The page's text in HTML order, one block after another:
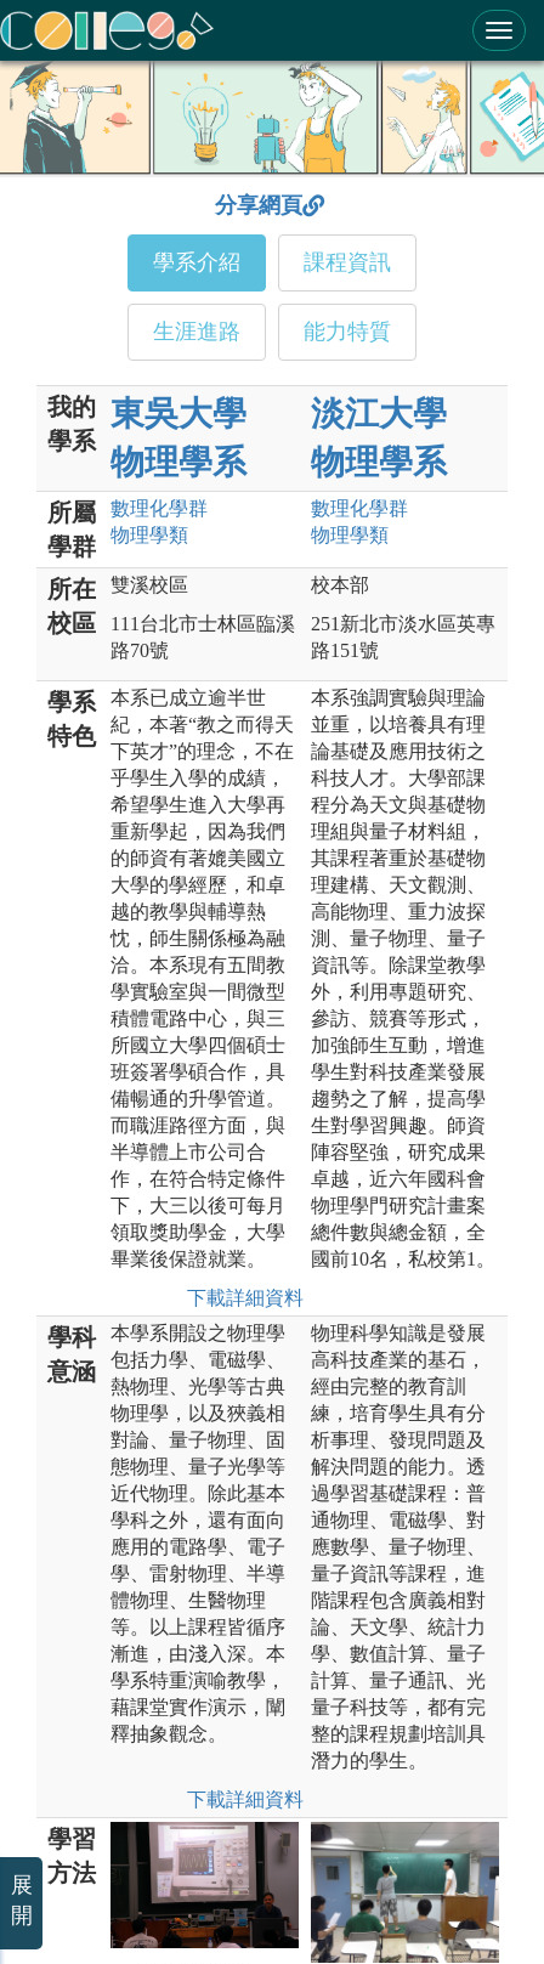
ColleGo! 大學選才與高中育才輔助系統
分享網頁
學系介紹 課程資訊
生涯進路 能力特質
我的
學系
東吳大學
物理學系
淡江大學
物理學系
所屬
學群
數理化學群
物理學類
數理化學群
物理學類
所在
校區
雙溪校區
111台北市士林區臨溪
路70號
校本部
251新北市淡水區英專
路151號
學系
特色
本系已成立逾半世
紀，本著“教之而得天
下英才”的理念，不在
乎學生入學的成績，
希望學生進入大學再
重新學起，因為我們
的師資有著媲美國立
大學的學經歷，和卓
越的教學與輔導熱
忱，師生關係極為融
洽。本系現有五間教
學實驗室與一間微型
積體電路中心，與三
所國立大學四個碩士
班簽署學碩合作，具
備暢通的升學管道。
而職涯路徑方面，與
半導體上市公司合
作，在符合特定條件
下，大三以後可每月
領取獎助學金，大學
畢業後保證就業。
下載詳細資料
本系強調實驗與理論
並重，以培養具有理
論基礎及應用技術之
科技人才。大學部課
程分為天文與基礎物
理組與量子材料組，
其課程著重於基礎物
理建構、天文觀測、
高能物理、重力波探
測、量子物理、量子
資訊等。除課堂教學
外，利用專題研究、
參訪、競賽等形式，
加強師生互動，增進
學生對科技產業發展
趨勢之了解，提高學
生對學習興趣。師資
陣容堅強，研究成果
卓越，近六年國科會
物理學門研究計畫案
總件數與總金額，全
國前10名，私校第1。
學科
意涵
本學系開設之物理學
包括力學、電磁學、
熱物理、光學等古典
物理學，以及狹義相
對論、量子物理、固
態物理、量子光學等
近代物理。除此基本
學科之外，還有面向
應用的電路學、電子
學、雷射物理、半導
體物理、生醫物理
等。以上課程皆循序
漸進，由淺入深。本
學系特重演喻教學，
藉課堂實作演示，闡
釋抽象觀念。
下載詳細資料
物理科學知識是發展
高科技產業的基石，
經由完整的教育訓
練，培育學生具有分
析事理、發現問題及
解決問題的能力。透
過學習基礎課程：普
通物理、電磁學、對
應數學、量子物理、
量子資訊等課程，進
階課程包含廣義相對
論、天文學、統計力
學、數值計算、量子
計算、量子通訊、光
量子科技等，都有完
整的課程規劃培訓具
潛力的學生。
學習
方法
展
開